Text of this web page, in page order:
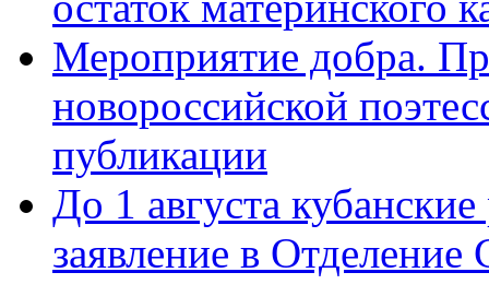
Мероприятие добра.
новороссийской
публикации
До 1 августа
заявление в